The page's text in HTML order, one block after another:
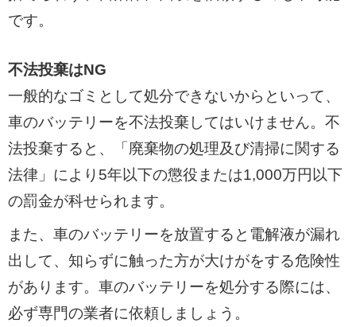
です。
不法投棄はNG
一般的なゴミとして処分できないからといって、
車のバッテリーを不法投棄してはいけません。不
法投棄すると、「廃棄物の処理及び清掃に関する
法律」により5年以下の懲役または1,000万円以下
の罰金が科せられます。
また、車のバッテリーを放置すると電解液が漏れ
出して、知らずに触った方が大けがをする危険性
があります。車のバッテリーを処分する際には、
必ず専門の業者に依頼しましょう。